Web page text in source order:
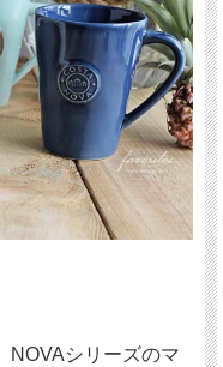
シリーズのマ